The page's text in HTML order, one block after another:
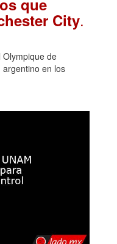
City.
de
argentino en los